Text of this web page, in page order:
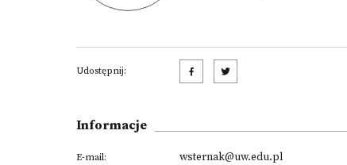
Udostępnij:
Informacje
E-mail: wsternak@uw.edu.pl